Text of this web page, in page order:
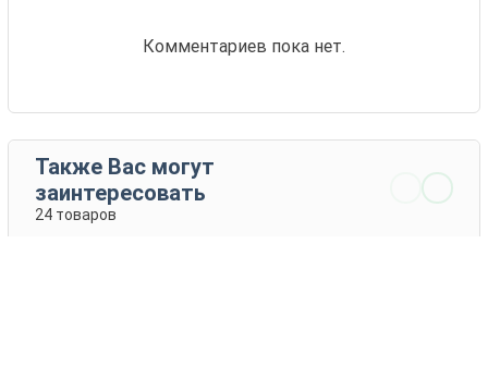
Комментариев пока нет.
Также Вас могут
заинтересовать
24 товаров